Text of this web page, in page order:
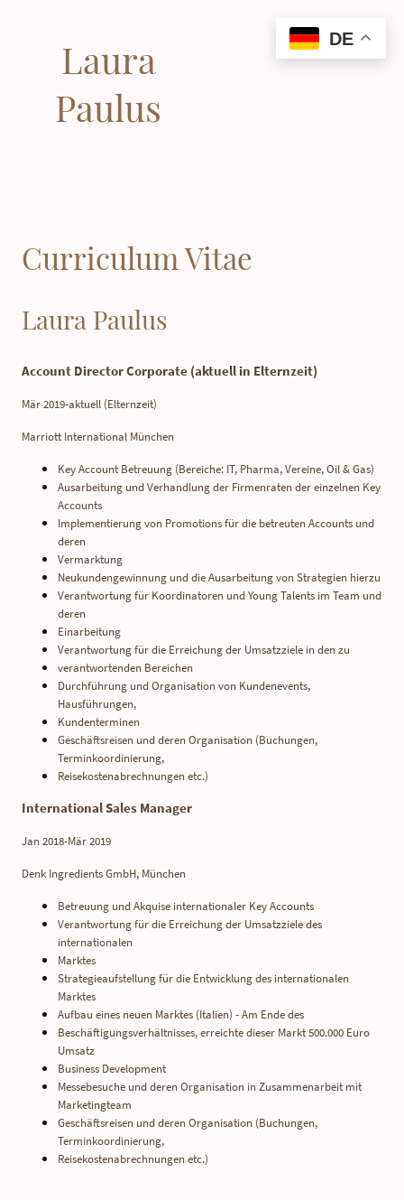
Laura
Paulus
Curriculum Vitae
Laura Paulus
Account Director Corporate (aktuell in Elternzeit)
Mär 2019-aktuell (Elternzeit)
Marriott International München
Key Account Betreuung (Bereiche: IT, Pharma, Vereine, Oil & Gas)
Ausarbeitung und Verhandlung der Firmenraten der einzelnen Key
Accounts
Implementierung von Promotions für die betreuten Accounts und
deren
Vermarktung
Neukundengewinnung und die Ausarbeitung von Strategien hierzu
Verantwortung für Koordinatoren und Young Talents im Team und
deren
Einarbeitung
Verantwortung für die Erreichung der Umsatzziele in den zu
verantwortenden Bereichen
Durchführung und Organisation von Kundenevents,
Hausführungen,
Kundenterminen
Geschäftsreisen und deren Organisation (Buchungen,
Terminkoordinierung,
Reisekostenabrechnungen etc.)
International Sales Manager
Jan 2018-Mär 2019
Denk Ingredients GmbH, München
Betreuung und Akquise internationaler Key Accounts
Verantwortung für die Erreichung der Umsatzziele des
internationalen
Marktes
Strategieaufstellung für die Entwicklung des internationalen
Marktes
Aufbau eines neuen Marktes (Italien) - Am Ende des
Beschäftigungsverhältnisses, erreichte dieser Markt 500.000 Euro
Umsatz
Business Development
Messebesuche und deren Organisation in Zusammenarbeit mit
Marketingteam
Geschäftsreisen und deren Organisation (Buchungen,
Terminkoordinierung,
Reisekostenabrechnungen etc.)
DE